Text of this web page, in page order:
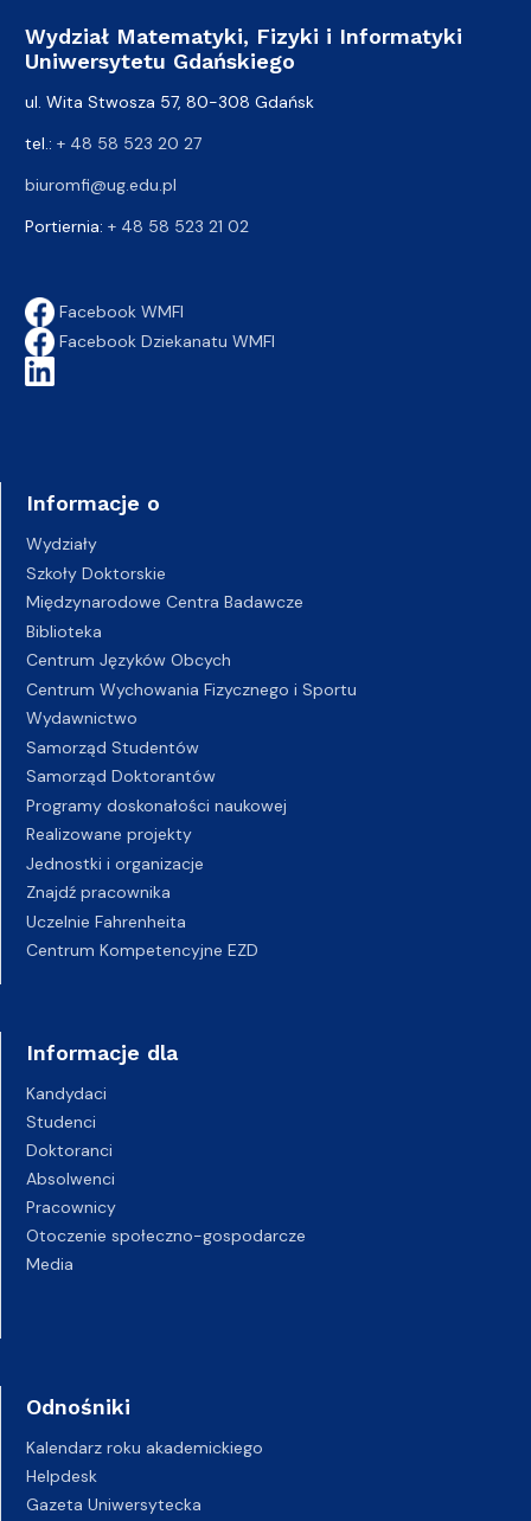
Wydział Matematyki, Fizyki i Informatyki
Uniwersytetu Gdańskiego
ul. Wita Stwosza 57, 80-308 Gdańsk
tel.: + 48 58 523 20 27
biuromfi@ug.edu.pl
Portiernia: + 48 58 523 21 02
Facebook WMFI
Facebook Dziekanatu WMFI
Informacje o
Wydziały
Szkoły Doktorskie
Międzynarodowe Centra Badawcze
Biblioteka
Centrum Języków Obcych
Centrum Wychowania Fizycznego i Sportu
Wydawnictwo
Samorząd Studentów
Samorząd Doktorantów
Programy doskonałości naukowej
Realizowane projekty
Jednostki i organizacje
Znajdź pracownika
Uczelnie Fahrenheita
Centrum Kompetencyjne EZD
Informacje dla
Kandydaci
Studenci
Doktoranci
Absolwenci
Pracownicy
Otoczenie społeczno-gospodarcze
Media
Odnośniki
Kalendarz roku akademickiego
Helpdesk
Gazeta Uniwersytecka